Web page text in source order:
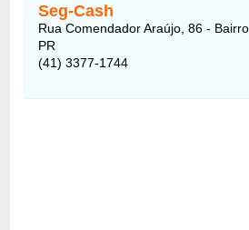
Seg-Cash
Rua Comendador Araújo, 86 -
PR
(41) 3377-1744